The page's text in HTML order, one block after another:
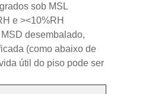
sob MSL
e ><10%RH
desembalado,
(como abaixo de
útil do piso pode ser